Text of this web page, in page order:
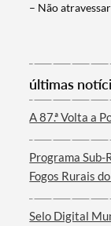
Termo de
Categorias
– Não
últimas
A 87.ª Volta a
Programa Sub-
Fogos Rurais
Selo Digital